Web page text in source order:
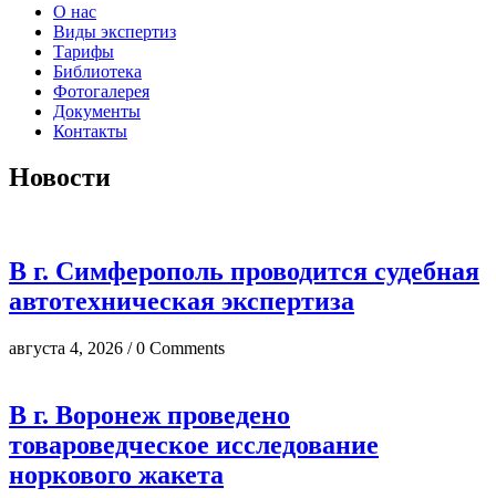
О нас
Виды экспертиз
Тарифы
Библиотека
Фотогалерея
Документы
Контакты
Новости
В г. Симферополь проводится судебная
автотехническая экспертиза
августа 4, 2026 / 0 Comments
В г. Воронеж проведено
товароведческое исследование
норкового жакета